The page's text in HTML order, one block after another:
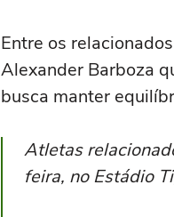
Entre os
Alexander Barboza
busca manter
Atletas
feira, no Estádio